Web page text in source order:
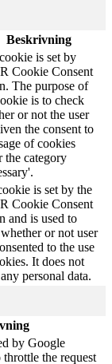
Beskrivning
is set by
Cookie Consent
The purpose of
is to check
or not the user
the consent to
of cookies
the category
is set by the
Cookie Consent
and is used to
or not user
to the use
It does not
personal data.
by Google
the request